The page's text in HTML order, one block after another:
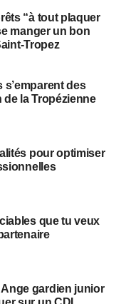
“à tout plaquer
manger un bon
Tropez
s’emparent des
la Tropézienne
pour optimiser
que tu veux
Ange gardien junior